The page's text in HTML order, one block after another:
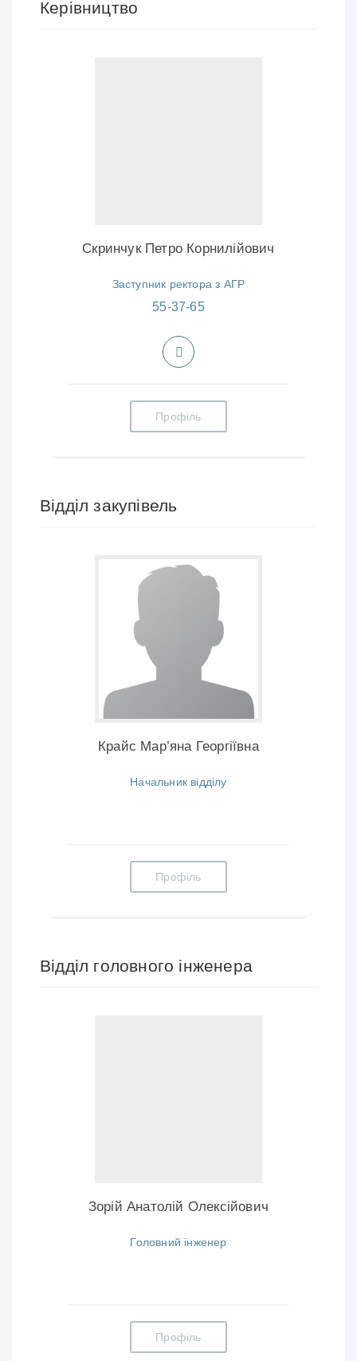
Керівництво
Скринчук Петро Корнилійович
Заступник ректора з АГР
55-37-65
Профіль
Відділ закупівель
Крайс Мар’яна Георгіївна
Начальник відділу
Профіль
Відділ головного інженера
Зорій Анатолій Олексійович
Головний інженер
Профіль